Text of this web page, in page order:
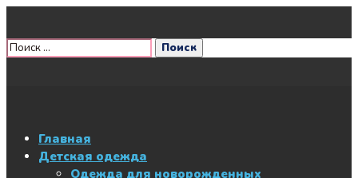
Главная
Детская одежда
Одежда для новорожденных